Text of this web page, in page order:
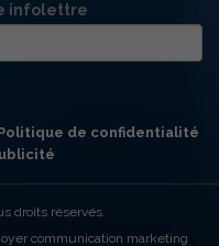
infolettre
de confidentialité
droits réservés.
communication marketing